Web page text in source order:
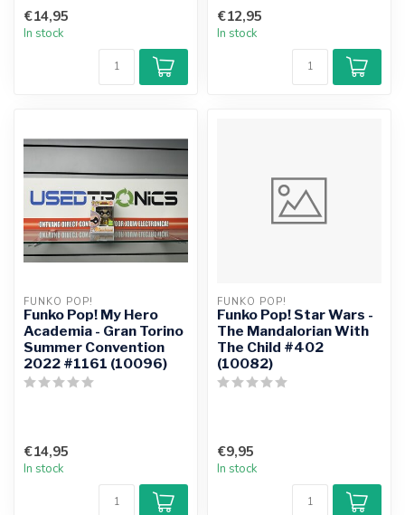
€14,95
In stock
€12,95
In stock
FUNKO POP!
Funko Pop! My Hero
Academia - Gran Torino
Summer Convention
2022 #1161 (10096)
€14,95
In stock
FUNKO POP!
Funko Pop! Star Wars -
The Mandalorian With
The Child #402
(10082)
€9,95
In stock